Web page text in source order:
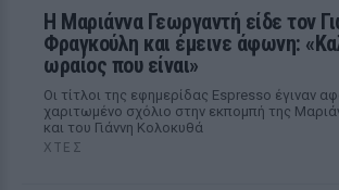
Η Μαριάννα Γεωργαντή είδε τον
Φραγκούλη και έμεινε άφωνη:
ωραίος που είναι»
Οι τίτλοι της εφημερίδας Espresso έγιναν
χαριτωμένο σχόλιο στην εκπομπή της
και του Γιάννη Κολοκυθά
ΧΤΕΣ